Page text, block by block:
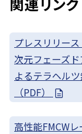
プレスリリー
次元フェーズ
よるテラヘル
（PDF）
高性能FMCW